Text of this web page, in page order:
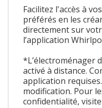
Facilitez l'accès à
préférés en les
directement sur
l’application
*L’électroménager
activé à distance.
application
modification. Pour
confidentialité,